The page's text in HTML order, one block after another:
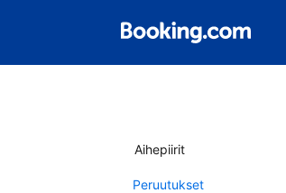
Aihepiirit
Peruutukset